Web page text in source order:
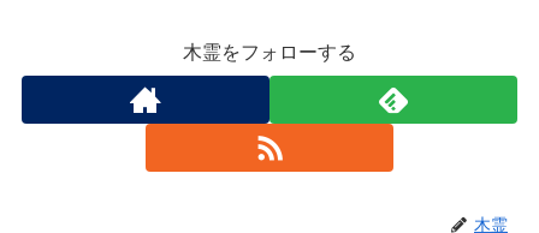
木霊をフォローする
木霊